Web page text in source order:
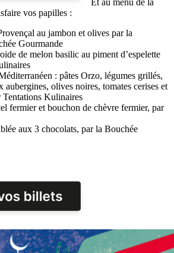
vos papilles :
au jambon et olives par la
Gourmande
de melon basilic au piment d’espelette
: pâtes Orzo, légumes grillés,
aubergines, olives noires, tomates cerises et
Tentations Kulinaires
fermier et bouchon de chèvre fermier, par
aux 3 chocolats, par la Bouchée